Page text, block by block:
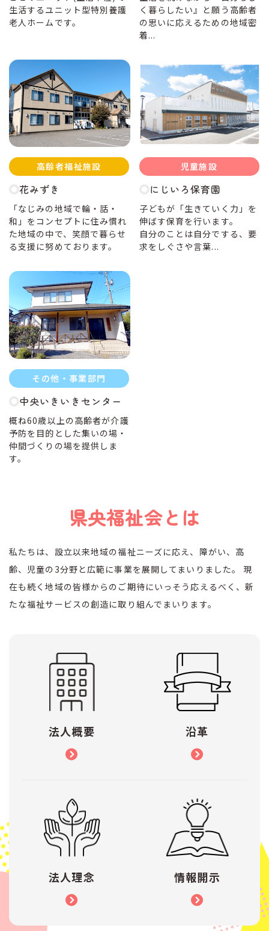
生活するユニット型特別養護
老人ホームです。
く暮らしたい』と願う高齢者
の思いに応えるための地域密
着...
高齢者福祉施設
花みずき
「なじみの地域で輪・話・
和」をコンセプトに住み慣れ
た地域の中で、笑顔で暮らせ
る支援に努めております。
児童施設
にじいろ保育園
子どもが「生きていく力」を
伸ばす保育を行います。
自分のことは自分でする、要
求をしぐさや言葉...
その他・事業部門
中央いきいきセンター
概ね60歳以上の高齢者が介護
予防を目的とした集いの場・
仲間づくりの場を提供しま
す。
県央福祉会とは
私たちは、設立以来地域の福祉ニーズに応え、障がい、高
齢、児童の3分野と広範に事業を展開してまいりました。 現
在も続く地域の皆様からのご期待にいっそう応えるべく、新
たな福祉サービスの創造に取り組んでまいります。
法人概要 沿革
法人理念 情報開示